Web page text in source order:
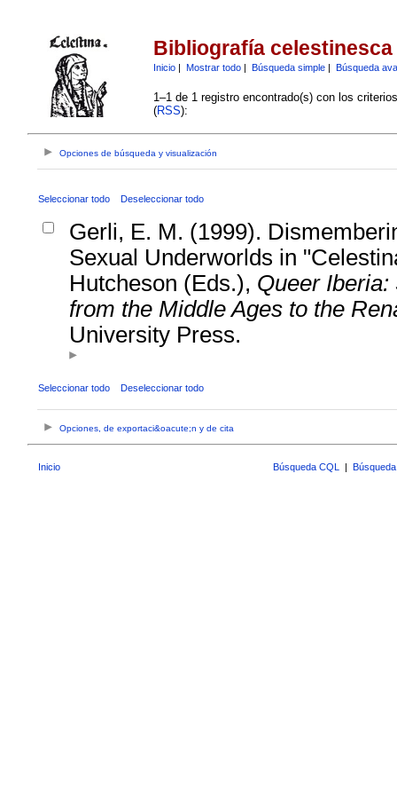
Bibliografía celestinesca
Inicio| Mostrar todo| Búsqueda simple| Búsqueda
1–1 de 1 registro encontrado(s) con los
(RSS):
Opciones de búsqueda y visualización
Seleccionar todo Deseleccionar todo
Gerli, E. M. (1999).
Sexual Underworlds in
Hutcheson (Eds.), Queer
from the Middle Ages to the
University Press.
Seleccionar todo Deseleccionar todo
Opciones, de exportaci&oacute;n y de cita
Inicio Búsqueda CQL |